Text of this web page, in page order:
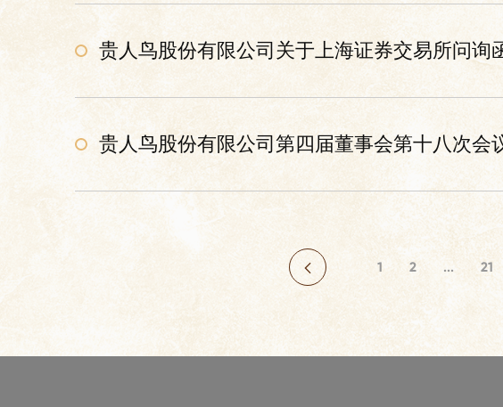
贵人鸟股份有限公司关于上海证券交易所问询
贵人鸟股份有限公司第四届董事会第十八次会
1 2 ... 21